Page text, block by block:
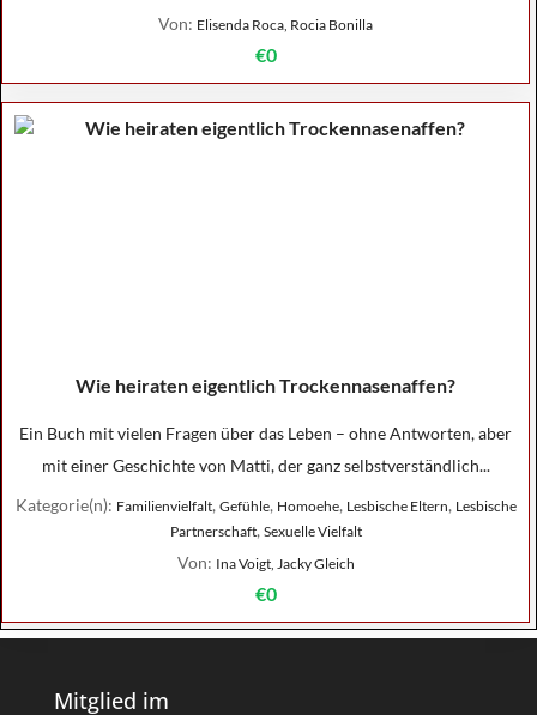
Von: Elisenda Roca, Rocia Bonilla
€0
Wie heiraten eigentlich Trockennasenaffen?
Ein Buch mit vielen Fragen über das Leben – ohne Antworten, aber
mit einer Geschichte von Matti, der ganz selbstverständlich...
Kategorie(n): Familienvielfalt, Gefühle, Homoehe, Lesbische Eltern, Lesbische
Partnerschaft, Sexuelle Vielfalt
Von: Ina Voigt, Jacky Gleich
€0
Mitglied im